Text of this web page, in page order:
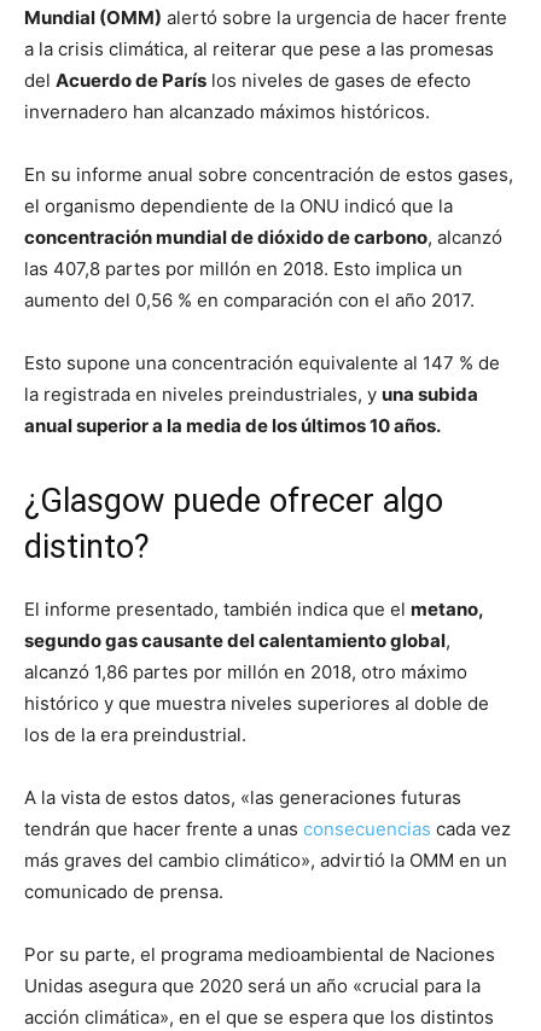
Mundial (OMM) alertó sobre la urgencia de hacer frente
a la crisis climática, al reiterar que pese a las promesas
del Acuerdo de París los niveles de gases de efecto
invernadero han alcanzado máximos históricos.
En su informe anual sobre concentración de estos gases,
el organismo dependiente de la ONU indicó que la
concentración mundial de dióxido de carbono, alcanzó
las 407,8 partes por millón en 2018. Esto implica un
aumento del 0,56 % en comparación con el año 2017.
Esto supone una concentración equivalente al 147 % de
la registrada en niveles preindustriales, y una subida
anual superior a la media de los últimos 10 años.
¿Glasgow puede ofrecer algo
distinto?
El informe presentado, también indica que el metano,
segundo gas causante del calentamiento global,
alcanzó 1,86 partes por millón en 2018, otro máximo
histórico y que muestra niveles superiores al doble de
los de la era preindustrial.
A la vista de estos datos, «las generaciones futuras
tendrán que hacer frente a unas consecuencias cada vez
más graves del cambio climático», advirtió la OMM en un
comunicado de prensa.
Por su parte, el programa medioambiental de Naciones
Unidas asegura que 2020 será un año «crucial para la
acción climática», en el que se espera que los distintos